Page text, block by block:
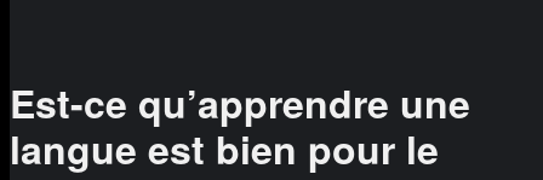
Est-ce qu’apprendre une
langue est bien pour le